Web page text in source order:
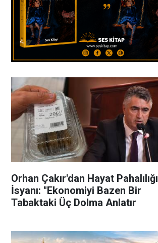
Orhan Çakır'dan Hayat Pahalılığı
İsyanı: "Ekonomiyi Bazen Bir
Tabaktaki Üç Dolma Anlatır